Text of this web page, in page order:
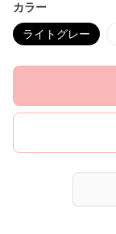
カラー
ライトグレー